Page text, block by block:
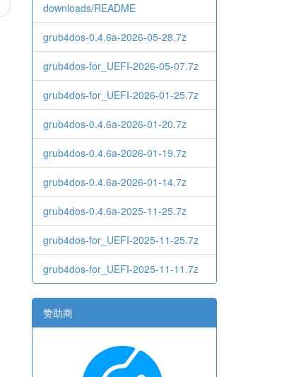
downloads/README
grub4dos-0.4.6a-2026-05-28.7z
grub4dos-for_UEFI-2026-05-07.7z
grub4dos-for_UEFI-2026-01-25.7z
grub4dos-0.4.6a-2026-01-20.7z
grub4dos-0.4.6a-2026-01-19.7z
grub4dos-0.4.6a-2026-01-14.7z
grub4dos-0.4.6a-2025-11-25.7z
grub4dos-for_UEFI-2025-11-25.7z
grub4dos-for_UEFI-2025-11-11.7z
赞助商